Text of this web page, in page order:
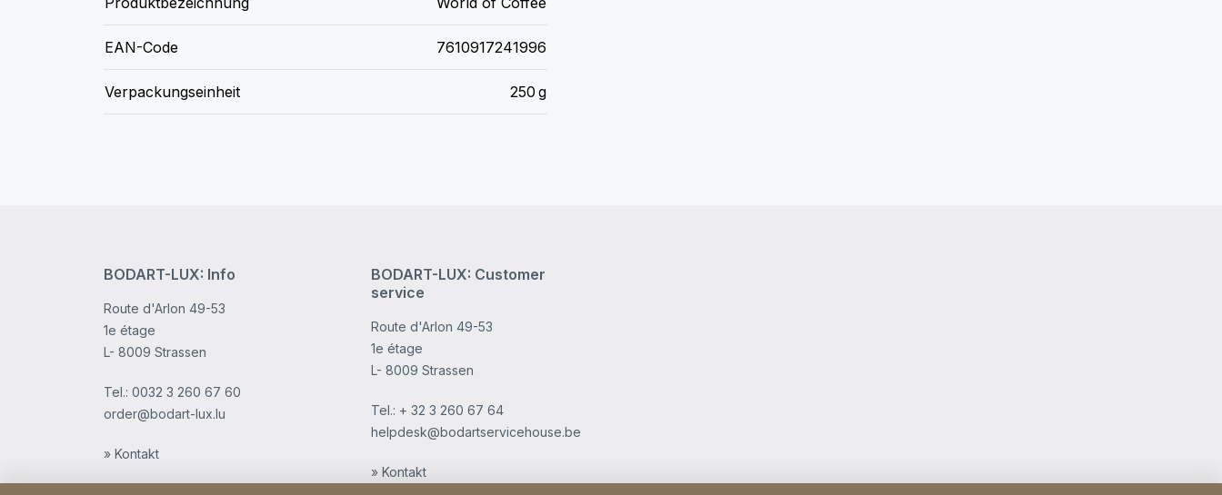
EAN-Code 7610917241996
Verpackungseinheit 250 g
BODART-LUX: Info
Route d'Arlon 49-53
1e étage
L- 8009 Strassen
Tel.: 0032 3 260 67 60
order@bodart-lux.lu
» Kontakt
BODART-LUX: Customer
service
Route d'Arlon 49-53
1e étage
L- 8009 Strassen
Tel.: + 32 3 260 67 64
helpdesk@bodartservicehouse.be
» Kontakt